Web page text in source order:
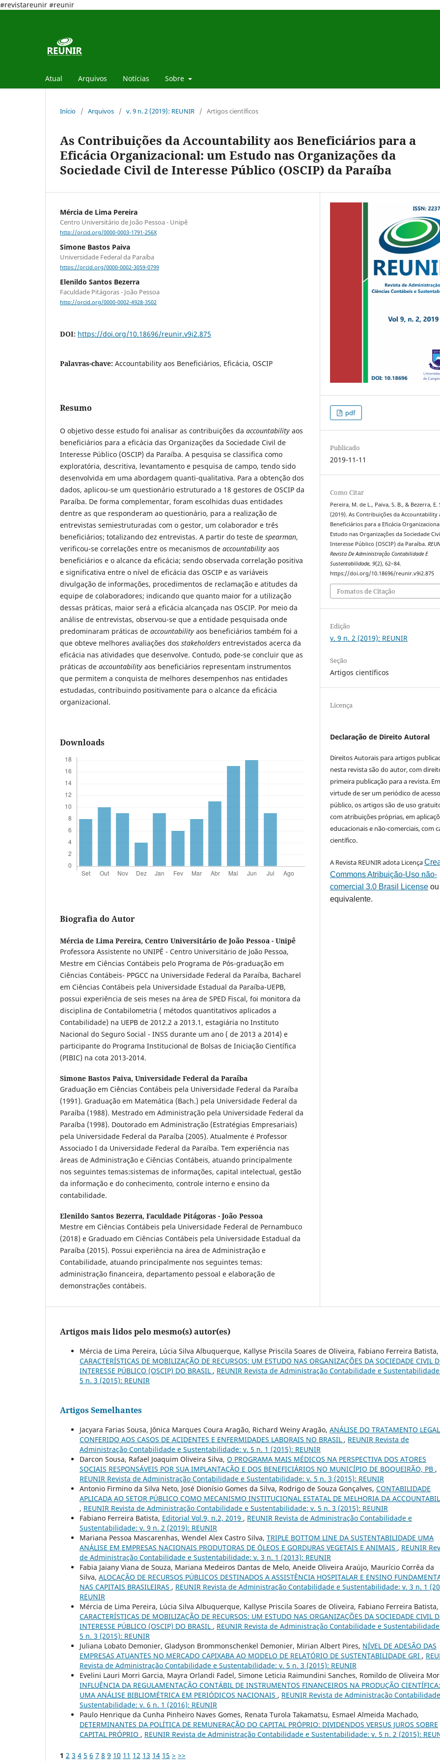
#revistareunir #reunir
Atual Arquivos Notícias Sobre
Início / Arquivos / v. 9 n. 2 (2019): REUNIR / Artigos científicos
As Contribuições da Accountability aos Beneficiários para a
Eficácia Organizacional: um Estudo nas Organizações da
Sociedade Civil de Interesse Público (OSCIP) da Paraíba
Mércia de Lima Pereira
Centro Universitário de João Pessoa - Unipê
http://orcid.org/0000-0003-1791-256X
Simone Bastos Paiva
Universidade Federal da Paraíba
https://orcid.org/0000-0002-3059-0799
Elenildo Santos Bezerra
Faculdade Pitágoras - João Pessoa
http://orcid.org/0000-0002-4928-3502
DOI: https://doi.org/10.18696/reunir.v9i2.875
Palavras-chave: Accountability aos Beneficiários, Eficácia, OSCIP
Resumo
O objetivo desse estudo foi analisar as contribuições da accountability aos
beneficiários para a eficácia das Organizações da Sociedade Civil de
Interesse Público (OSCIP) da Paraíba. A pesquisa se classifica como
exploratória, descritiva, levantamento e pesquisa de campo, tendo sido
desenvolvida em uma abordagem quanti-qualitativa. Para a obtenção dos
dados, aplicou-se um questionário estruturado a 18 gestores de OSCIP da
Paraíba. De forma complementar, foram escolhidas duas entidades
dentre as que responderam ao questionário, para a realização de
entrevistas semiestruturadas com o gestor, um colaborador e três
beneficiários; totalizando dez entrevistas. A partir do teste de spearman,
verificou-se correlações entre os mecanismos de accountability aos
beneficiários e o alcance da eficácia; sendo observada correlação positiva
e significativa entre o nível de eficácia das OSCIP e as variáveis
divulgação de informações, procedimentos de reclamação e atitudes da
equipe de colaboradores; indicando que quanto maior for a utilização
dessas práticas, maior será a eficácia alcançada nas OSCIP. Por meio da
análise de entrevistas, observou-se que a entidade pesquisada onde
predominaram práticas de accountability aos beneficiários também foi a
que obteve melhores avaliações dos stakeholders entrevistados acerca da
eficácia nas atividades que desenvolve. Contudo, pode-se concluir que as
práticas de accountability aos beneficiários representam instrumentos
que permitem a conquista de melhores desempenhos nas entidades
estudadas, contribuindo positivamente para o alcance da eficácia
organizacional.
Downloads
Biografia do Autor
Mércia de Lima Pereira, Centro Universitário de João Pessoa - Unipê
Professora Assistente no UNIPÊ - Centro Universitário de João Pessoa,
Mestre em Ciências Contábeis pelo Programa de Pós-graduação em
Ciências Contábeis- PPGCC na Universidade Federal da Paraíba, Bacharel
em Ciências Contábeis pela Universidade Estadual da Paraíba-UEPB,
possui experiência de seis meses na área de SPED Fiscal, foi monitora da
disciplina de Contabilometria ( métodos quantitativos aplicados a
Contabilidade) na UEPB de 2012.2 a 2013.1, estagiária no Instituto
Nacional do Seguro Social - INSS durante um ano ( de 2013 a 2014) e
participante do Programa Institucional de Bolsas de Iniciação Científica
(PIBIC) na cota 2013-2014.
Simone Bastos Paiva, Universidade Federal da Paraíba
Graduação em Ciências Contábeis pela Universidade Federal da Paraíba
(1991). Graduação em Matemática (Bach.) pela Universidade Federal da
Paraíba (1988). Mestrado em Administração pela Universidade Federal da
Paraíba (1998). Doutorado em Administração (Estratégias Empresariais)
pela Universidade Federal da Paraíba (2005). Atualmente é Professor
Associado I da Universidade Federal da Paraíba. Tem experiência nas
áreas de Administração e Ciências Contábeis, atuando principalmente
nos seguintes temas:sistemas de informações, capital intelectual, gestão
da informação e do conhecimento, controle interno e ensino da
contabilidade.
Elenildo Santos Bezerra, Faculdade Pitágoras - João Pessoa
Mestre em Ciências Contábeis pela Universidade Federal de Pernambuco
(2018) e Graduado em Ciências Contábeis pela Universidade Estadual da
Paraíba (2015). Possui experiência na área de Administração e
Contabilidade, atuando principalmente nos seguintes temas:
administração financeira, departamento pessoal e elaboração de
demonstrações contábeis.
pdf
Publicado
2019-11-11
Como Citar
Pereira, M. de L., Paiva, S. B., & Bezerra, E.
(2019). As Contribuições da Accountability
Beneficiários para a Eficácia
Estudo nas Organizações da Sociedade
Interesse Público (OSCIP) da Paraíba.
Revista De Administração Contabilidade E
Sustentabilidade,9(2), 62–84.
https://doi.org/10.18696/reunir.v9i2.875
Fomatos de Citação
Edição
v. 9 n. 2 (2019): REUNIR
Seção
Artigos científicos
Licença
Declaração de Direito Autoral
Direitos Autorais para artigos
nesta revista são do autor, com
primeira publicação para a revista.
virtude de ser um periódico de
público, os artigos são de uso
com atribuições próprias, em
educacionais e não-comerciais, com
científico.
A Revista REUNIR adota Licença
Commons Atribuição-Uso não-
comercial 3.0 Brasil License
equivalente.
Artigos mais lidos pelo mesmo(s) autor(es)
Mércia de Lima Pereira, Lúcia Silva Albuquerque, Kallyse Priscila Soares de Oliveira, Fabiano Ferreira Batista,
CARACTERÍSTICAS DE MOBILIZAÇÃO DE RECURSOS: UM ESTUDO NAS ORGANIZAÇÕES DA SOCIEDADE CIVIL
INTERESSE PÚBLICO (OSCIP) DO BRASIL , REUNIR Revista de Administração Contabilidade e
5 n. 3 (2015): REUNIR
Artigos Semelhantes
Jacyara Farias Sousa, Jônica Marques Coura Aragão, Richard Weiny Aragão, ANÁLISE DO TRATAMENTO LEGAL
CONFERIDO AOS CASOS DE ACIDENTES E ENFERMIDADES LABORAIS NO BRASIL , REUNIR Revista de
Administração Contabilidade e Sustentabilidade: v. 5 n. 1 (2015): REUNIR
Darcon Sousa, Rafael Joaquim Oliveira Silva, O PROGRAMA MAIS MÉDICOS NA PERSPECTIVA DOS ATORES
SOCIAIS RESPONSÁVEIS POR SUA IMPLANTAÇÃO E DOS BENEFICIÁRIOS NO MUNICÍPIO DE BOQUEIRÃO, PB ,
REUNIR Revista de Administração Contabilidade e Sustentabilidade: v. 5 n. 3 (2015): REUNIR
Antonio Firmino da Silva Neto, José Dionísio Gomes da Silva, Rodrigo de Souza Gonçalves, CONTABILIDADE
APLICADA AO SETOR PÚBLICO COMO MECANISMO INSTITUCIONAL ESTATAL DE MELHORIA DA
, REUNIR Revista de Administração Contabilidade e Sustentabilidade: v. 5 n. 3 (2015): REUNIR
Fabiano Ferreira Batista, Editorial Vol.9, n.2, 2019 , REUNIR Revista de Administração Contabilidade e
Sustentabilidade: v. 9 n. 2 (2019): REUNIR
Mariana Pessoa Mascarenhas, Wendel Alex Castro Silva, TRIPLE BOTTOM LINE DA SUSTENTABILIDADE UMA
ANÁLISE EM EMPRESAS NACIONAIS PRODUTORAS DE ÓLEOS E GORDURAS VEGETAIS E ANIMAIS , REUNIR
de Administração Contabilidade e Sustentabilidade: v. 3 n. 1 (2013): REUNIR
Fabia Jaiany Viana de Souza, Mariana Medeiros Dantas de Melo, Aneide Oliveira Araújo, Maurício Corrêa da
Silva, ALOCAÇÃO DE RECURSOS PÚBLICOS DESTINADOS A ASSISTÊNCIA HOSPITALAR E ENSINO
NAS CAPITAIS BRASILEIRAS , REUNIR Revista de Administração Contabilidade e Sustentabilidade: v. 3 n. 1
REUNIR
Mércia de Lima Pereira, Lúcia Silva Albuquerque, Kallyse Priscila Soares de Oliveira, Fabiano Ferreira Batista,
CARACTERÍSTICAS DE MOBILIZAÇÃO DE RECURSOS: UM ESTUDO NAS ORGANIZAÇÕES DA SOCIEDADE CIVIL
INTERESSE PÚBLICO (OSCIP) DO BRASIL , REUNIR Revista de Administração Contabilidade e
5 n. 3 (2015): REUNIR
Juliana Lobato Demonier, Gladyson Brommonschenkel Demonier, Mirian Albert Pires, NÍVEL DE ADESÃO DAS
EMPRESAS ATUANTES NO MERCADO CAPIXABA AO MODELO DE RELATÓRIO DE SUSTENTABILIDADE GRI ,
Revista de Administração Contabilidade e Sustentabilidade: v. 5 n. 3 (2015): REUNIR
Evelini Lauri Morri Garcia, Mayra Orlandi Fadel, Simone Leticia Raimundini Sanches, Romildo de Oliveira
INFLUÊNCIA DA REGULAMENTAÇÃO CONTÁBIL DE INSTRUMENTOS FINANCEIROS NA PRODUÇÃO CIENTÍFICA:
UMA ANÁLISE BIBLIOMÉTRICA EM PERIÓDICOS NACIONAIS , REUNIR Revista de Administração
Sustentabilidade: v. 6 n. 1 (2016): REUNIR
Paulo Henrique da Cunha Pinheiro Naves Gomes, Renata Turola Takamatsu, Esmael Almeida Machado,
DETERMINANTES DA POLÍTICA DE REMUNERAÇÃO DO CAPITAL PRÓPRIO: DIVIDENDOS VERSUS JUROS SOBRE
CAPITAL PRÓPRIO , REUNIR Revista de Administração Contabilidade e Sustentabilidade: v. 5 n. 2 (2015):
1 2 3 4 5 6 7 8 9 10 11 12 13 14 15 > >>